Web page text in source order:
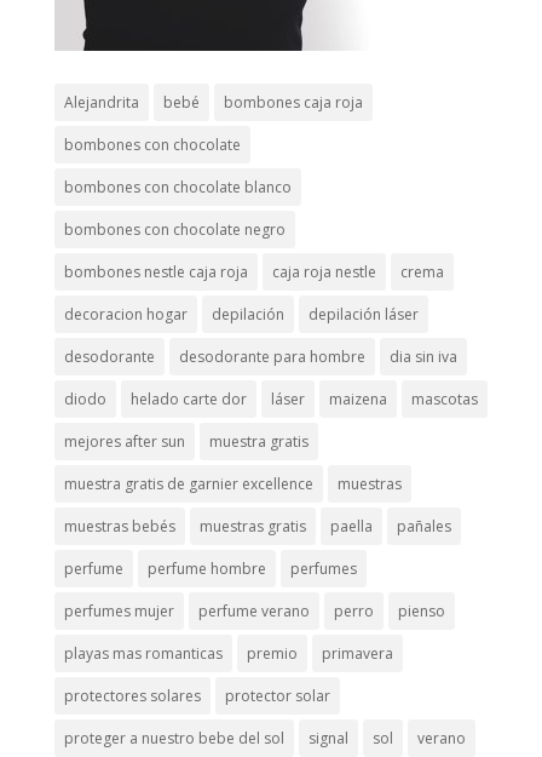
Alejandrita bebé bombones caja roja
bombones con chocolate
bombones con chocolate blanco
bombones con chocolate negro
bombones nestle caja roja caja roja nestle crema
decoracion hogar depilación depilación láser
desodorante desodorante para hombre dia sin iva
diodo helado carte dor láser maizena mascotas
mejores after sun muestra gratis
muestra gratis de garnier excellence muestras
muestras bebés muestras gratis paella pañales
perfume perfume hombre perfumes
perfumes mujer perfume verano perro pienso
playas mas romanticas premio primavera
protectores solares protector solar
proteger a nuestro bebe del sol signal sol verano